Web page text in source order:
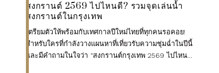
สงกรานต์ 2569 ไปไหนดี? รวมจุดเล่นน้ำ
สงกรานต์ในกรุงเทพ
เตรียมตัวให้พร้อมกับเทศกาลปีใหม่ไทยที่ทุกคนรอคอย!
สำหรับใครที่กำลังวางแผนหาที่เที่ยวรับความชุ่มฉ่ำในปีนี้
และมีคำถามในใจว่า “สงกรานต์กรุงเทพ 2569 ไปไหน